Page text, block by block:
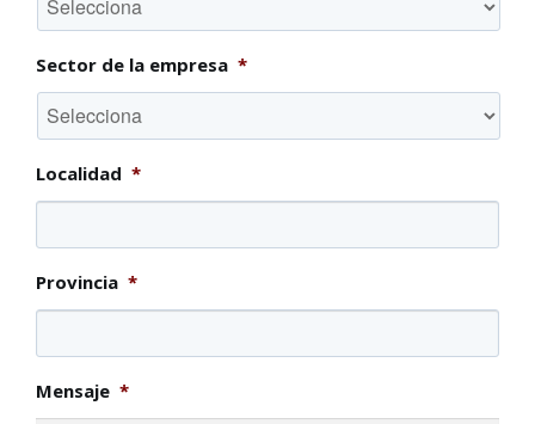
Sector de la empresa *
Localidad *
Provincia *
Mensaje *